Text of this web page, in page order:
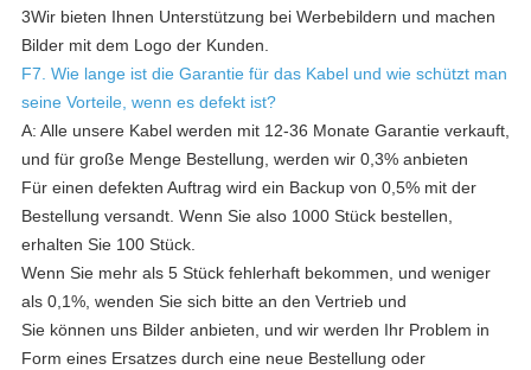
3Wir bieten Ihnen Unterstützung bei Werbebildern und machen
Bilder mit dem Logo der Kunden.
F7. Wie lange ist die Garantie für das Kabel und wie schützt man
seine Vorteile, wenn es defekt ist?
A: Alle unsere Kabel werden mit 12-36 Monate Garantie verkauft,
und für große Menge Bestellung, werden wir 0,3% anbieten
Für einen defekten Auftrag wird ein Backup von 0,5% mit der
Bestellung versandt. Wenn Sie also 1000 Stück bestellen,
erhalten Sie 100 Stück.
Wenn Sie mehr als 5 Stück fehlerhaft bekommen, und weniger
als 0,1%, wenden Sie sich bitte an den Vertrieb und
Sie können uns Bilder anbieten, und wir werden Ihr Problem in
Form eines Ersatzes durch eine neue Bestellung oder